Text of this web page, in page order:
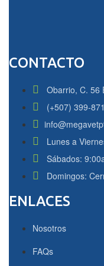
CONTACTO
Obarrio, C. 56
(+507) 399-
Lunes a
Sábados:
Domingos:
ENLACES
Nosotros
FAQs